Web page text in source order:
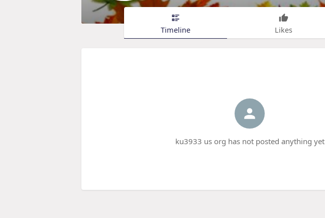
Timeline Likes
ku3933 us org has not posted anything yet